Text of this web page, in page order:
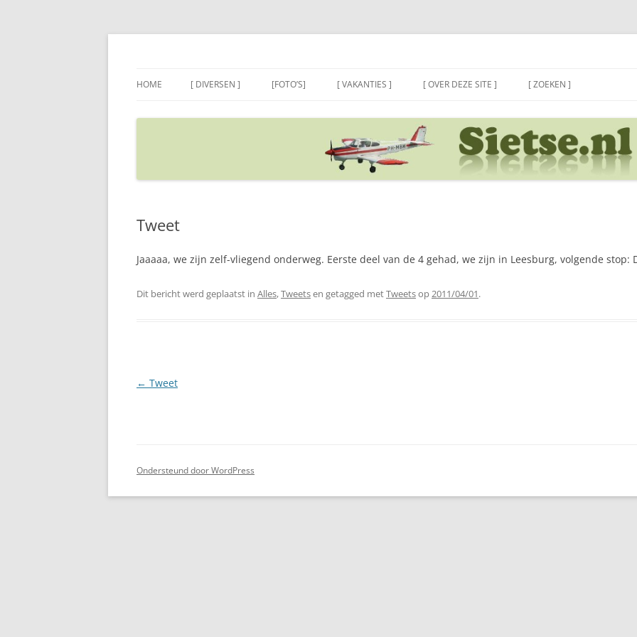
Ga
HOME [ DIVERSEN ] [FOTO’S] [ VAKANTIES ] [ OVER DEZE SITE ] [ ZOEKEN ]
Tweet
Jaaaaa, we zijn zelf-vliegend onderweg. Eerste deel van de 4 gehad, we zijn in Leesburg, volgende stop:
Dit bericht werd geplaatst in Alles,Tweetsen getagged metTweetsop2011/04/01.
Berichtnavigatie
← Tweet
Ondersteund door WordPress